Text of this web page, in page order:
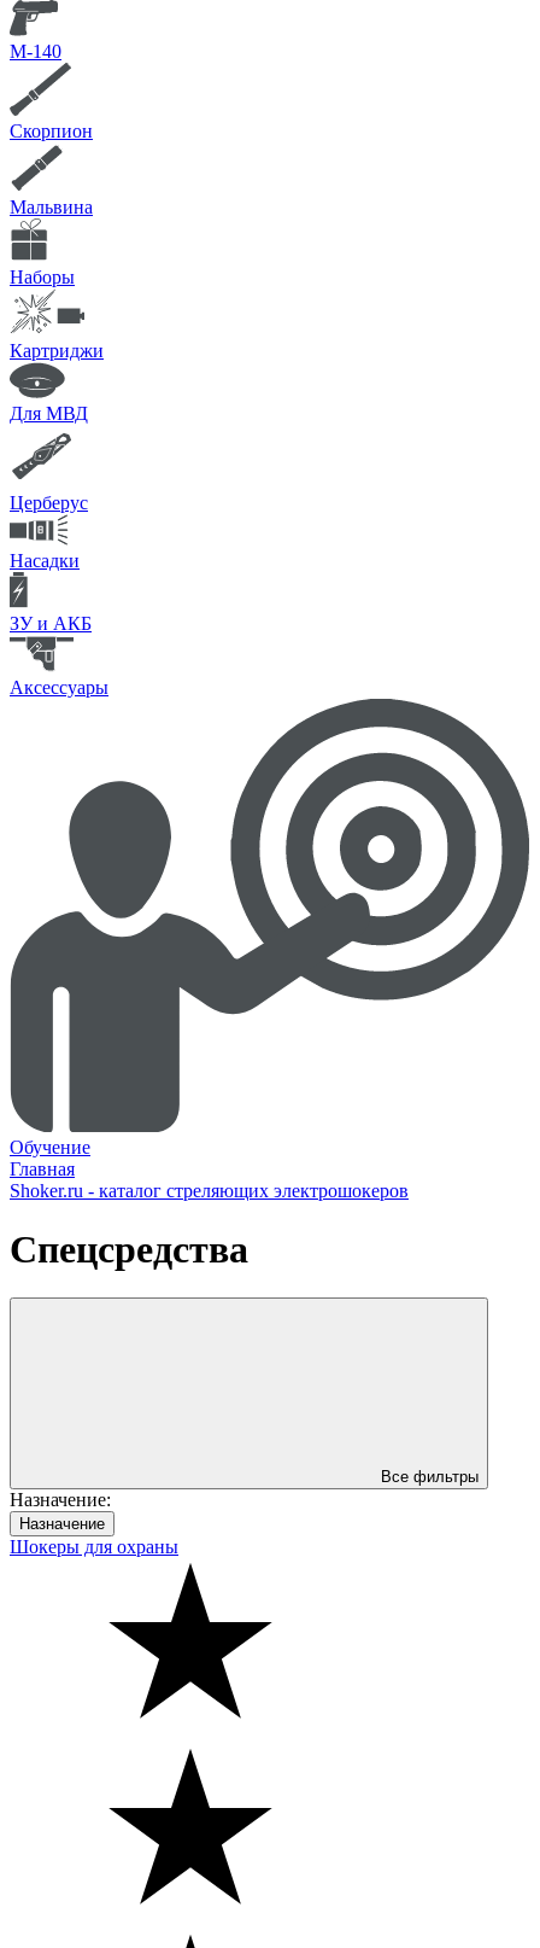
М-140
Скорпион
Мальвина
Наборы
Картриджи
Для МВД
Церберус
Насадки
ЗУ и АКБ
Аксессуары
Обучение
Главная
Shoker.ru - каталог стреляющих электрошокеров
Спецсредства
Все фильтры
Назначениe:
Назначениe
Шокеры для охраны